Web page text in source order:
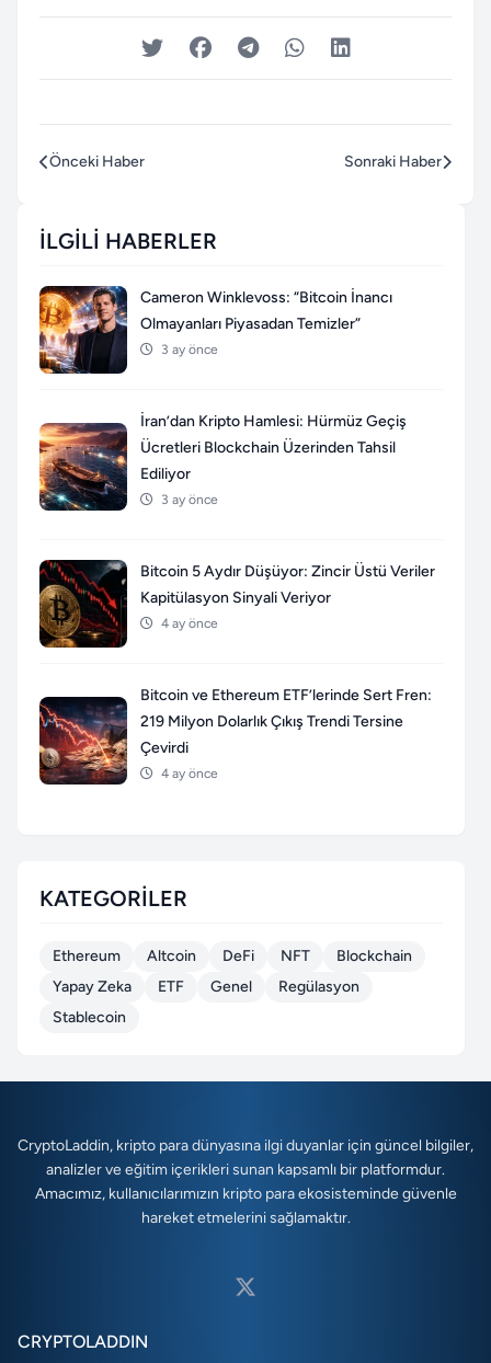
Önceki Haber Sonraki Haber
İLGILI HABERLER
Cameron Winklevoss: “Bitcoin İnancı
Olmayanları Piyasadan Temizler”
3 ay önce
İran’dan Kripto Hamlesi: Hürmüz Geçiş
Ücretleri Blockchain Üzerinden Tahsil
Ediliyor
3 ay önce
Bitcoin 5 Aydır Düşüyor: Zincir Üstü Veriler
Kapitülasyon Sinyali Veriyor
4 ay önce
Bitcoin ve Ethereum ETF’lerinde Sert Fren:
219 Milyon Dolarlık Çıkış Trendi Tersine
Çevirdi
4 ay önce
KATEGORILER
Ethereum Altcoin DeFi NFT
Blockchain
Yapay Zeka
ETF Genel
Regülasyon
Stablecoin
CryptoLaddin, kripto para dünyasına ilgi duyanlar için güncel bilgiler,
analizler ve eğitim içerikleri sunan kapsamlı bir platformdur.
Amacımız, kullanıcılarımızın kripto para ekosisteminde güvenle
hareket etmelerini sağlamaktır.
CRYPTOLADDIN